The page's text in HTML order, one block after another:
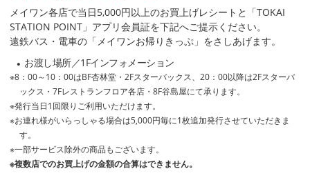
メイワン各店で当日5,000円以上のお買上げレシートと「TOKAI
STATION POINT」アプリ会員証を下記へご提示ください。
遠鉄バス・電車の「メイワンお帰りきっぷ」をさしあげます。
お渡し場所／1Fインフォメーション
8：00～10：00はBF杏林堂・2Fスターバックス、20：00以降は2Fスターバ
ックス・7Fレストランフロア各店・8F谷島屋にて承ります。
発行当日1回限りご利用いただけます。
お連れ様がいらっしゃる場合は5,000円毎に1枚追加発行させていただきま
す。
一部サービス除外の商品もございます。
複数店でのお買上げの金額の合算はできません。